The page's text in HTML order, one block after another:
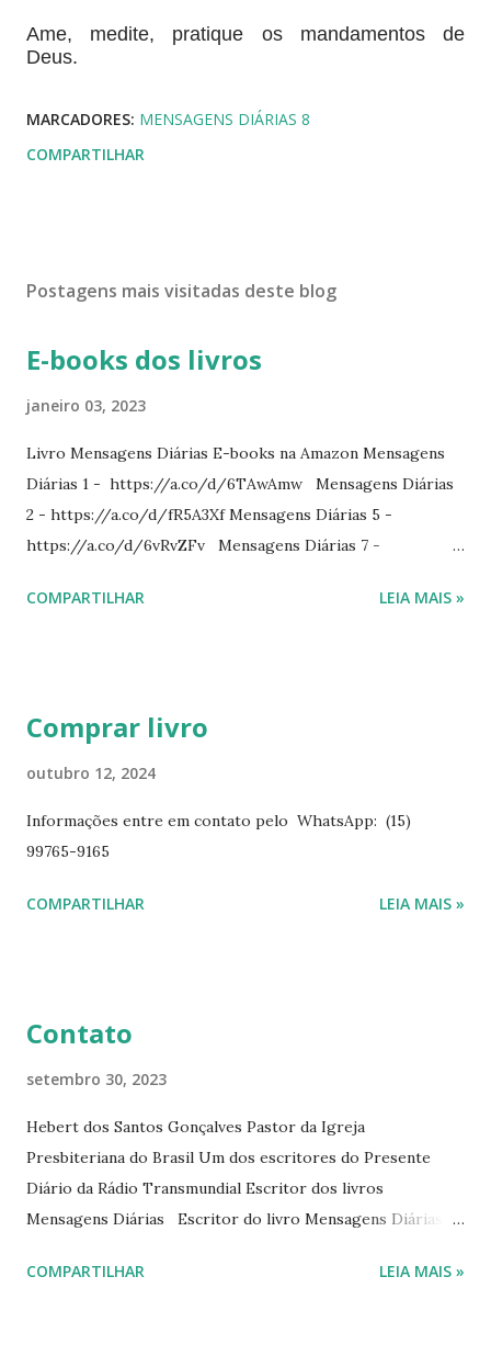
Ame, medite, pratique os mandamentos de
Deus.
MARCADORES: MENSAGENS DIÁRIAS 8
COMPARTILHAR
Postagens mais visitadas deste blog
E-books dos livros
janeiro 03, 2023
Livro Mensagens Diárias E-books na Amazon Mensagens
Diárias 1 - https://a.co/d/6TAwAmw Mensagens Diárias
2 - https://a.co/d/fR5A3Xf Mensagens Diárias 5 -
https://a.co/d/6vRvZFv Mensagens Diárias 7 -
https://a.co/d/h4iP1oj Mensagens Diárias 10 -
Mensagens Diárias 4 -
mensagens diárias traz uma meditação para cada dia do
ano. Passagens bíblicas, ilustrações, histórias
Diário da Rádio Trans mundial a mais de 15 anos. Escreveu o
COMPARTILHAR LEIA MAIS »
Comprar livro
outubro 12, 2024
Informações entre em contato pelo WhatsApp: (15)
99765-9165
COMPARTILHAR LEIA MAIS »
Contato
setembro 30, 2023
Hebert dos Santos Gonçalves Pastor da Igreja
Presbiteriana do Brasil Um dos escritores do Presente
Diário da Rádio Transmundial Escritor dos livros
Mensagens Diárias Escritor do livro Mensagens Diárias da
livromensagensdiarias@gmail.com Whatsapp: (15) 99765-
COMPARTILHAR LEIA MAIS »